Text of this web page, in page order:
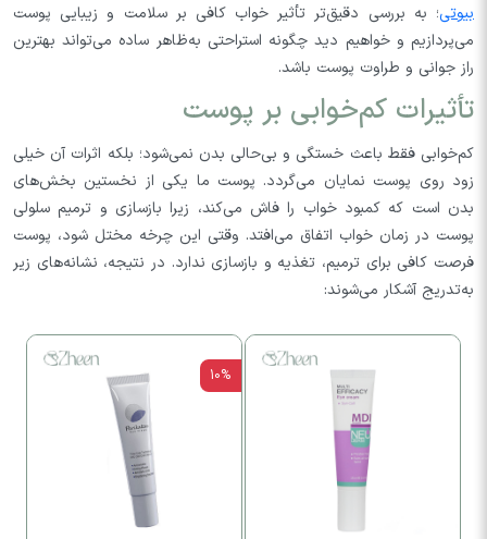
بیوتی؛ به بررسی دقیق‌تر تأثیر خواب کافی بر سلامت و زیبایی پوست
می‌پردازیم و خواهیم دید چگونه استراحتی به‌ظاهر ساده می‌تواند بهترین
راز جوانی و طراوت پوست باشد.
تأثیرات کم‌خوابی بر پوست
کم‌خوابی فقط باعث خستگی و بی‌حالی بدن نمی‌شود؛ بلکه اثرات آن خیلی
زود روی پوست نمایان می‌گردد. پوست ما یکی از نخستین بخش‌های
بدن است که کمبود خواب را فاش می‌کند، زیرا بازسازی و ترمیم سلولی
پوست در زمان خواب اتفاق می‌افتد. وقتی این چرخه مختل شود، پوست
فرصت کافی برای ترمیم، تغذیه و بازسازی ندارد. در نتیجه، نشانه‌های زیر
به‌تدریج آشکار می‌شوند:
10%